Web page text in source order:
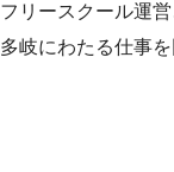
フリースクール運
多岐にわたる仕事